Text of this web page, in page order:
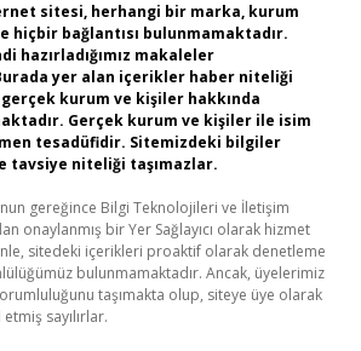
sitesi, herhangi bir marka, kurum
hiçbir bağlantısı bulunmamaktadır.
hazırladığımız makaleler
yer alan içerikler haber niteliği
kurum ve kişiler hakkında
Gerçek kurum ve kişiler ile isim
tesadüfidir. Sitemizdeki bilgiler
tavsiye niteliği taşımazlar.
gereğince Bilgi Teknolojileri ve İletişim
onaylanmış bir Yer Sağlayıcı olarak hizmet
sitedeki içerikleri proaktif olarak denetleme
bulunmamaktadır. Ancak, üyelerimiz
taşımakta olup, siteye üye olarak
sayılırlar.